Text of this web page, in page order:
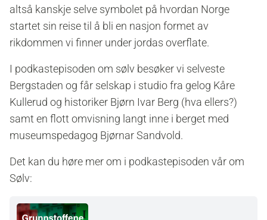
altså kanskje selve symbolet på hvordan Norge
startet sin reise til å bli en nasjon formet av
rikdommen vi finner under jordas overflate.
I podkastepisoden om sølv besøker vi selveste
Bergstaden og får selskap i studio fra gelog Kåre
Kullerud og historiker Bjørn Ivar Berg (hva ellers?)
samt en flott omvisning langt inne i berget med
museumspedagog Bjørnar Sandvold.
Det kan du høre mer om i podkastepisoden vår om
Sølv: